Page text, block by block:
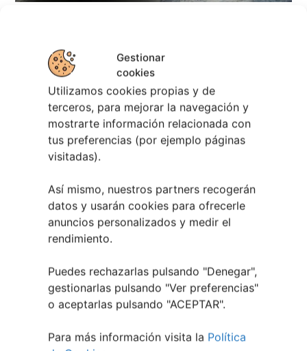
Gestionar
cookies
Utilizamos cookies propias y de
terceros, para mejorar la navegación y
mostrarte información relacionada con
tus preferencias (por ejemplo páginas
visitadas).
Así mismo, nuestros partners recogerán
datos y usarán cookies para ofrecerle
anuncios personalizados y medir el
rendimiento.
Puedes rechazarlas pulsando "Denegar",
gestionarlas pulsando "Ver preferencias"
o aceptarlas pulsando "ACEPTAR".
Para más información visita la Política
Eclipse Solar 2026 en Vigo: el Gran Evento
4 agosto, 2026